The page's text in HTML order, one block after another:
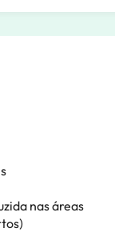
nas áreas